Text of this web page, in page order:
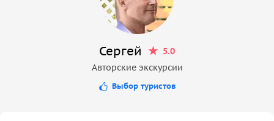
Сергей
5.0
Авторские экскурсии
Выбор туристов